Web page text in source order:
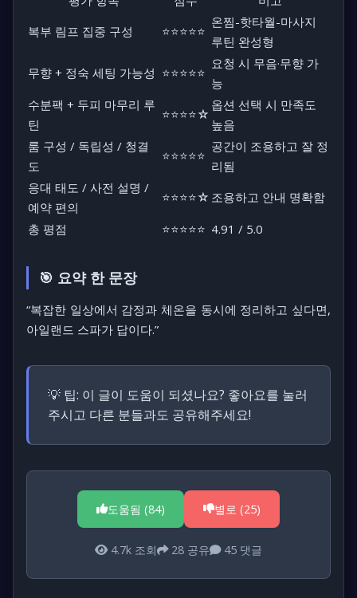
복부 림프 집중 구성
⭐⭐⭐⭐⭐
온찜-핫타월-마사지
루틴 완성형
무향 + 정숙 세팅 가능성 ⭐⭐⭐⭐⭐
요청 시 무음·무향 가
능
수분팩 + 두피 마무리 루
틴
⭐⭐⭐⭐☆
옵션 선택 시 만족도
높음
룸 구성 / 독립성 / 청결
도
⭐⭐⭐⭐⭐
공간이 조용하고 잘 정
리됨
응대 태도 / 사전 설명 /
예약 편의
⭐⭐⭐⭐☆ 조용하고 안내 명확함
총 평점
⭐⭐⭐⭐⭐ 4.91 / 5.0
🎯 요약 한 문장
“복잡한 일상에서 감정과 체온을 동시에 정리하고 싶다면,
아일랜드 스파가 답이다.”
💡 팁: 이 글이 도움이 되셨나요? 좋아요를 눌러
주시고 다른 분들과도 공유해주세요!
도움됨 (84) 별로 (25)
4.7k 조회 28 공유 45 댓글